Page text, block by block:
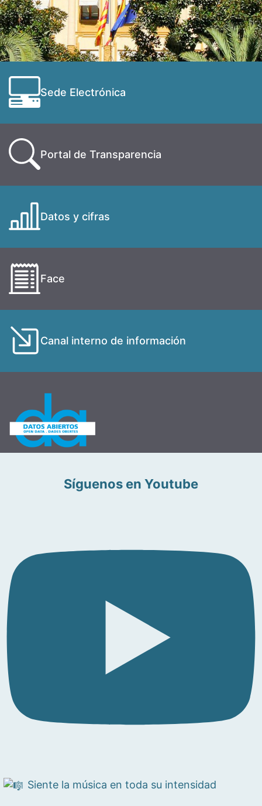
Sede Electrónica
Portal de Transparencia
Datos y cifras
Face
Canal interno de información
Síguenos en Youtube
Siente la música en toda su intensidad